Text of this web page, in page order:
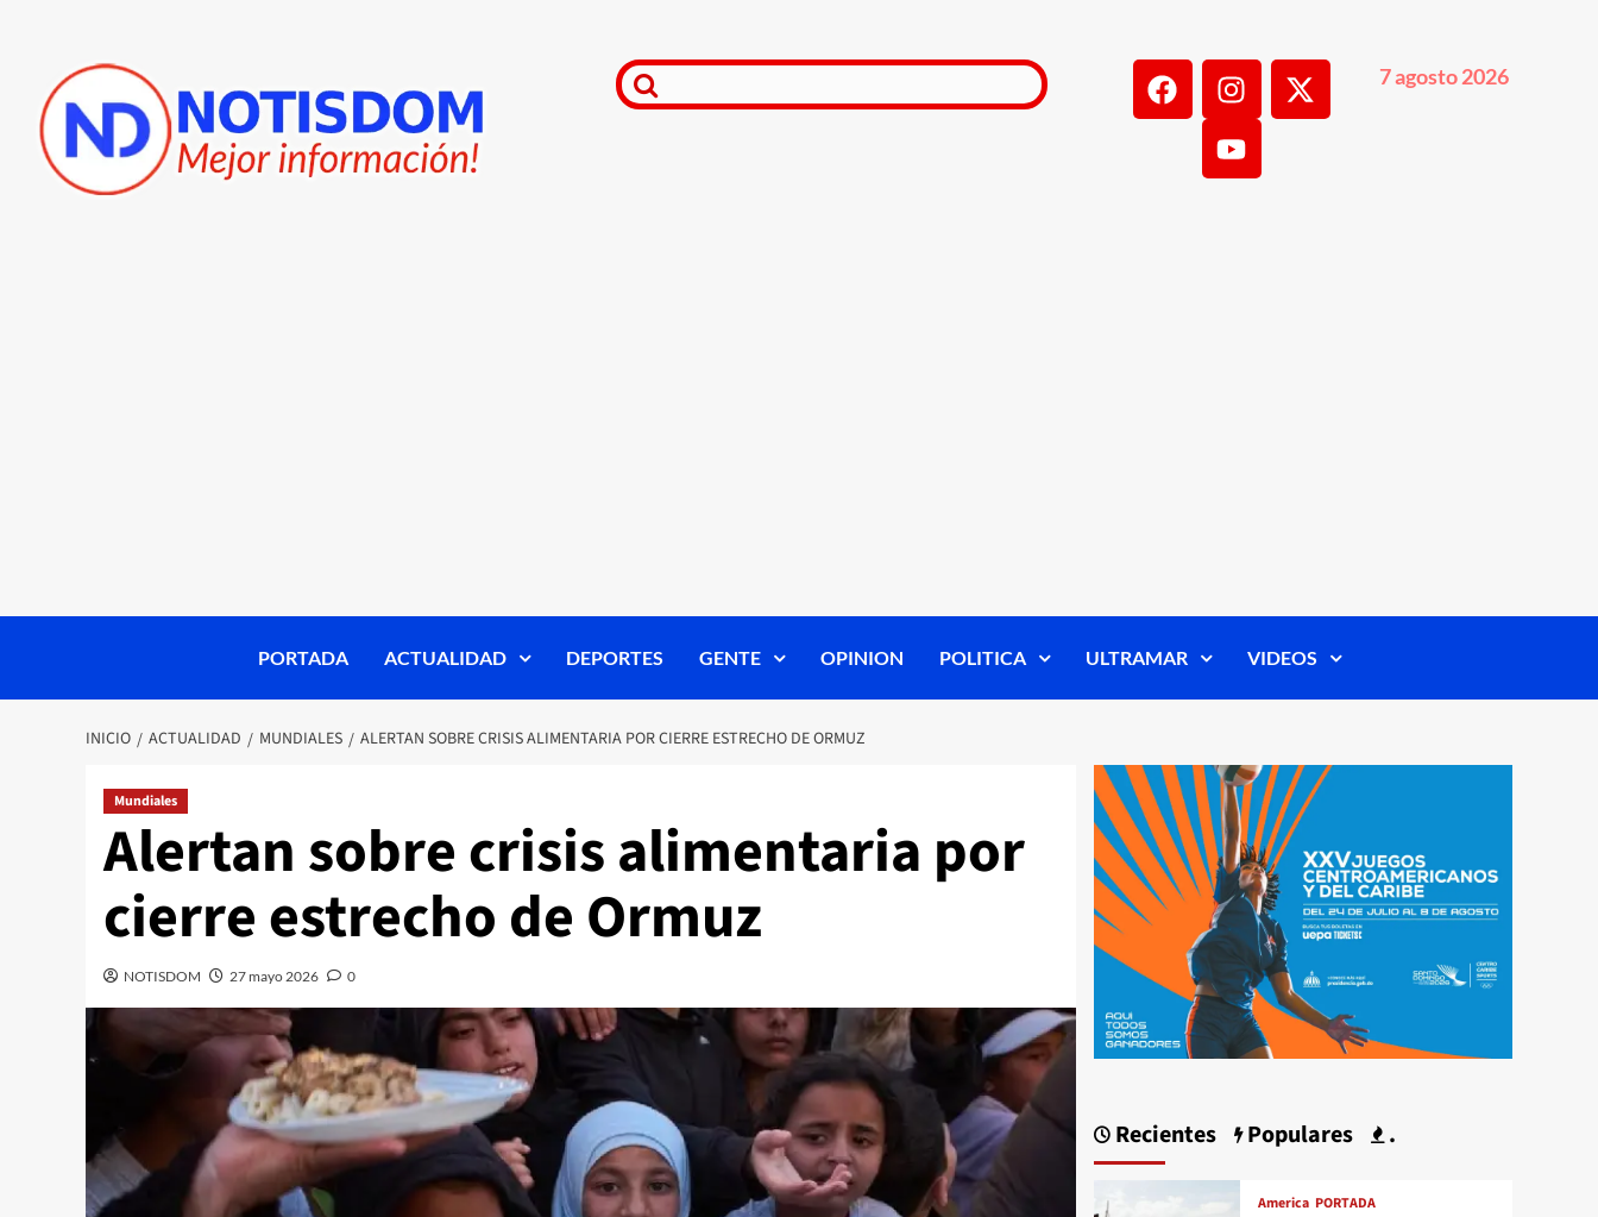
7 agosto 2026
PORTADA ACTUALIDAD DEPORTES GENTE OPINION POLITICA ULTRAMAR VIDEOS
INICIO ACTUALIDAD MUNDIALES ALERTAN SOBRE CRISIS ALIMENTARIA POR CIERRE ESTRECHO DE ORMUZ
Mundiales
Alertan sobre crisis alimentaria por
cierre estrecho de Ormuz
NOTISDOM 27 mayo 2026 0
Recientes Populares .
America PORTADA